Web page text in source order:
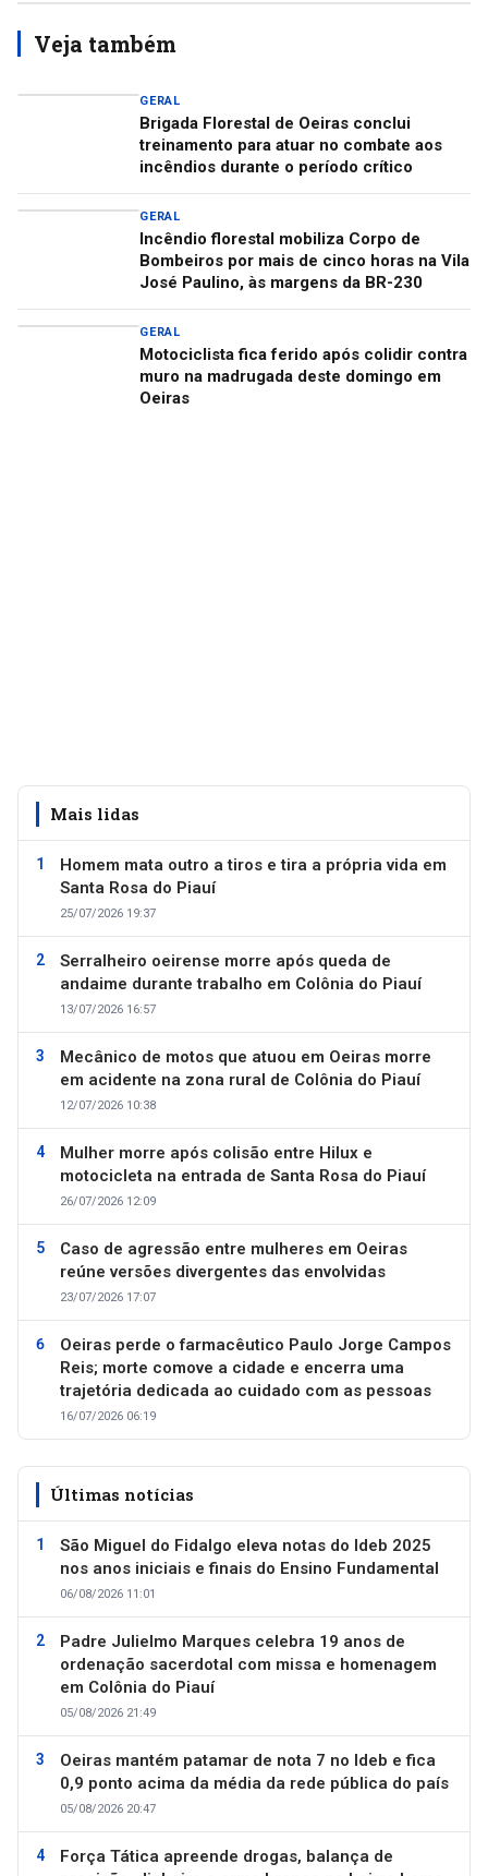
Veja também
GERAL
Brigada Florestal de Oeiras conclui
treinamento para atuar no combate aos
incêndios durante o período crítico
GERAL
Incêndio florestal mobiliza Corpo de
Bombeiros por mais de cinco horas na Vila
José Paulino, às margens da BR-230
GERAL
Motociclista fica ferido após colidir contra
muro na madrugada deste domingo em
Oeiras
Mais lidas
Homem mata outro a tiros e tira a própria vida em
Santa Rosa do Piauí
25/07/2026 19:37
Serralheiro oeirense morre após queda de
andaime durante trabalho em Colônia do Piauí
13/07/2026 16:57
Mecânico de motos que atuou em Oeiras morre
em acidente na zona rural de Colônia do Piauí
12/07/2026 10:38
Mulher morre após colisão entre Hilux e
motocicleta na entrada de Santa Rosa do Piauí
26/07/2026 12:09
Caso de agressão entre mulheres em Oeiras
reúne versões divergentes das envolvidas
23/07/2026 17:07
Oeiras perde o farmacêutico Paulo Jorge Campos
Reis; morte comove a cidade e encerra uma
trajetória dedicada ao cuidado com as pessoas
16/07/2026 06:19
Últimas notícias
São Miguel do Fidalgo eleva notas do Ideb 2025
nos anos iniciais e finais do Ensino Fundamental
06/08/2026 11:01
Padre Julielmo Marques celebra 19 anos de
ordenação sacerdotal com missa e homenagem
em Colônia do Piauí
05/08/2026 21:49
Oeiras mantém patamar de nota 7 no Ideb e fica
0,9 ponto acima da média da rede pública do país
05/08/2026 20:47
Força Tática apreende drogas, balança de